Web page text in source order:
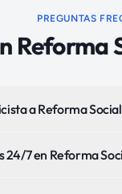
PREGUNTAS
Reforma
a Reforma
7 en Reforma